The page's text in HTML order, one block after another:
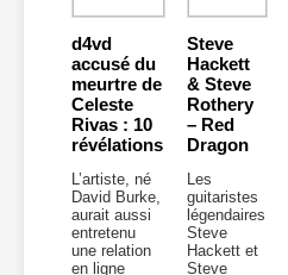
d4vd
accusé du
meurtre de
Celeste
Rivas : 10
révélations
L’artiste, né
David Burke,
aurait aussi
entretenu
une relation
en ligne
Steve
Hackett
& Steve
Rothery
– Red
Dragon
Les
guitaristes
légendaires
Steve
Hackett et
Steve